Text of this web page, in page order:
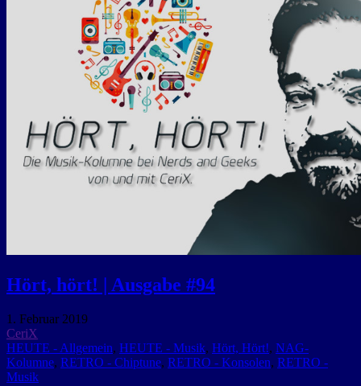
Hört, hört! | Ausgabe #94
1. Februar 2019
CeriX
HEUTE - Allgemein, HEUTE - Musik, Hört, Hört!, NAG-
Kolumne, RETRO - Chiptune, RETRO - Konsolen, RETRO -
Musik